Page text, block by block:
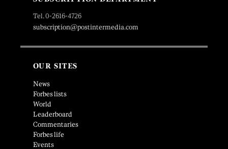
Tel. 0-2616-4726
subscription@postintermedia.com
OUR SITES
News
Forbes lists
World
Leaderboard
Commentaries
Forbes life
Events